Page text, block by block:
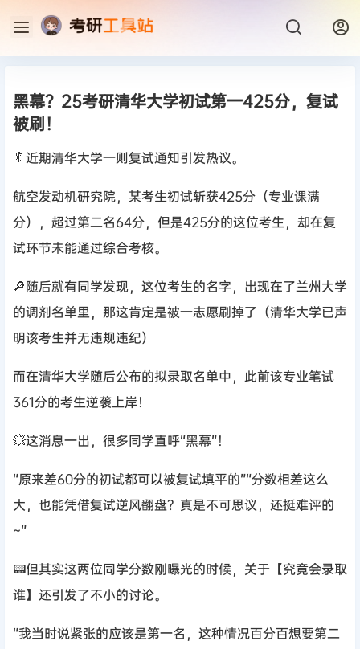
黑幕？25考研清华大学初试第一425分，复试
被刷！
🔖近期清华大学一则复试通知引发热议。
航空发动机研究院，某考生初试斩获425分（专业课满
分），超过第二名64分，但是425分的这位考生，却在复
试环节未能通过综合考核。
🔎随后就有同学发现，这位考生的名字，出现在了兰州大学
的调剂名单里，那这肯定是被一志愿刷掉了（清华大学已声
明该考生并无违规违纪）
而在清华大学随后公布的拟录取名单中，此前该专业笔试
361分的考生逆袭上岸！
💥这消息一出，很多同学直呼“黑幕”！
“原来差60分的初试都可以被复试填平的”“分数相差这么
大，也能凭借复试逆风翻盘？真是不可思议，还挺难评的
~”
📟但其实这两位同学分数刚曝光的时候，关于【究竟会录取
谁】还引发了不小的讨论。
“我当时说紧张的应该是第一名，这种情况百分百想要第二